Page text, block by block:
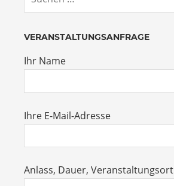
VERANSTALTUNGSANFRAGE
Ihr Name
Ihre E-Mail-Adresse
Anlass, Dauer, Veranstaltungsort